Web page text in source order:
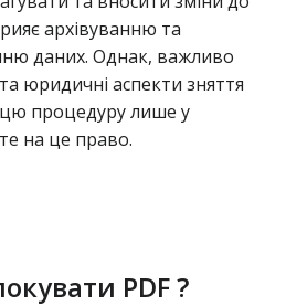
архівуванню та
даних. Однак, важливо
юридичні аспекти зняття
цю процедуру лише у
на це право.
PDF ?